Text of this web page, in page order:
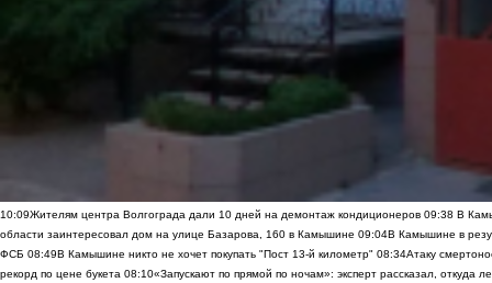
10:09Жителям центра Волгограда дали 10 дней на демонтаж кондиционеров 09:38 В
области заинтересовал дом на улице Базарова, 160 в Камышине 09:04В Камышине в
ФСБ 08:49В Камышине никто не хочет покупать "Пост 13-й километр" 08:34Атаку
рекорд по цене букета 08:10«Запускают по прямой по ночам»: эксперт рассказал, откуда